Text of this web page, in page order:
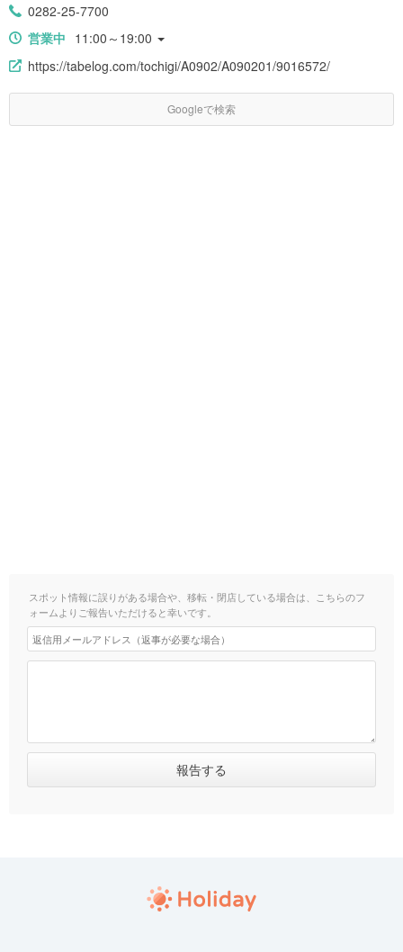
0282-25-7700
営業中 11:00～19:00
https://tabelog.com/tochigi/A0902/A090201/9016572/
Googleで検索
スポット情報に誤りがある場合や、移転・閉店している場合は、こちらのフ
ォームよりご報告いただけると幸いです。